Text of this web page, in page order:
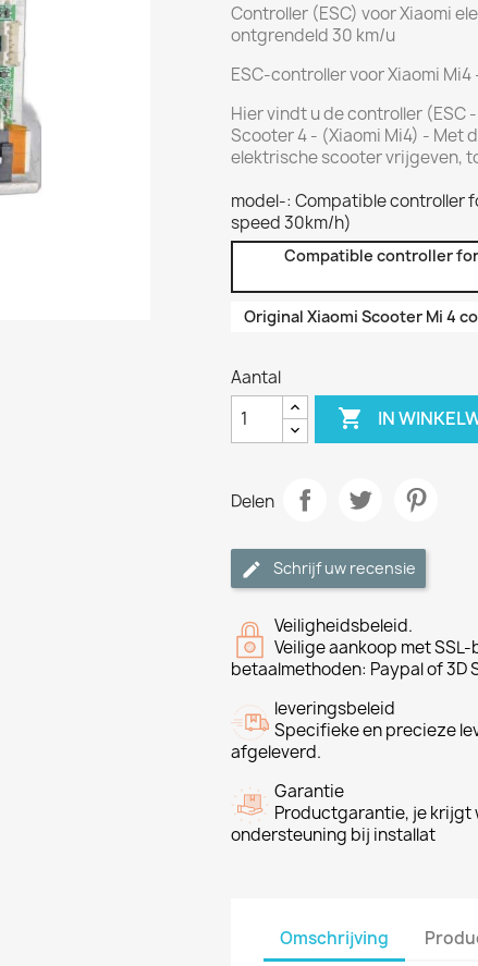
Controller (ESC) voor Xiaomi
ontgrendeld 30 km/u
ESC-controller voor Xiaomi
Hier vindt u de controller (ESC
Scooter 4 - (Xiaomi Mi4) - Met
elektrische scooter vrijgeven,
model-: Compatible controller
speed 30km/h)
Compatible controller
Original Xiaomi Scooter Mi 4
Aantal
 IN
Delen
Schrijf uw recensie
Veiligheidsbeleid.
Veilige aankoop met
betaalmethoden: Paypal of 3D
leveringsbeleid
Specifieke en precieze
afgeleverd.
Garantie
Productgarantie, je krijgt
ondersteuning bij installat
Omschrijving